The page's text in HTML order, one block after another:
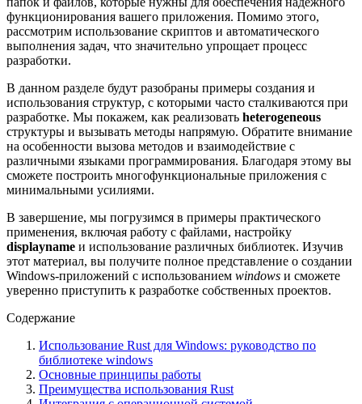
функционирования вашего приложения. Помимо этого,
рассмотрим использование скриптов и автоматического
выполнения задач, что значительно упрощает процесс
разработки.
В данном разделе будут разобраны примеры создания и
использования структур, с которыми часто сталкиваются при
разработке. Мы покажем, как реализовать heterogeneous
структуры и вызывать методы напрямую. Обратите внимание
на особенности вызова методов и взаимодействие с
различными языками программирования. Благодаря этому вы
сможете построить многофункциональные приложения с
минимальными усилиями.
В завершение, мы погрузимся в примеры практического
применения, включая работу с файлами, настройку
displayname и использование различных библиотек. Изучив
этот материал, вы получите полное представление о создании
Windows-приложений с использованием windows и сможете
уверенно приступить к разработке собственных проектов.
Содержание
Использование Rust для Windows: руководство по
библиотеке windows
Основные принципы работы
Преимущества использования Rust